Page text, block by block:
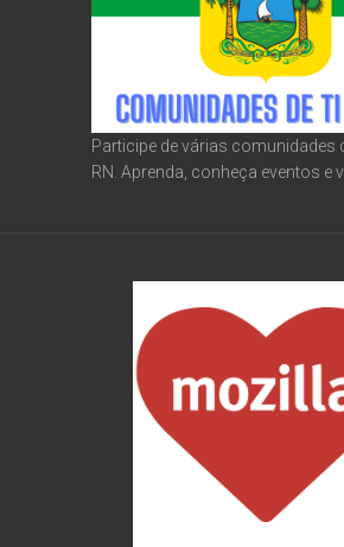
Participe de várias comunidades
RN. Aprenda, conheça eventos e